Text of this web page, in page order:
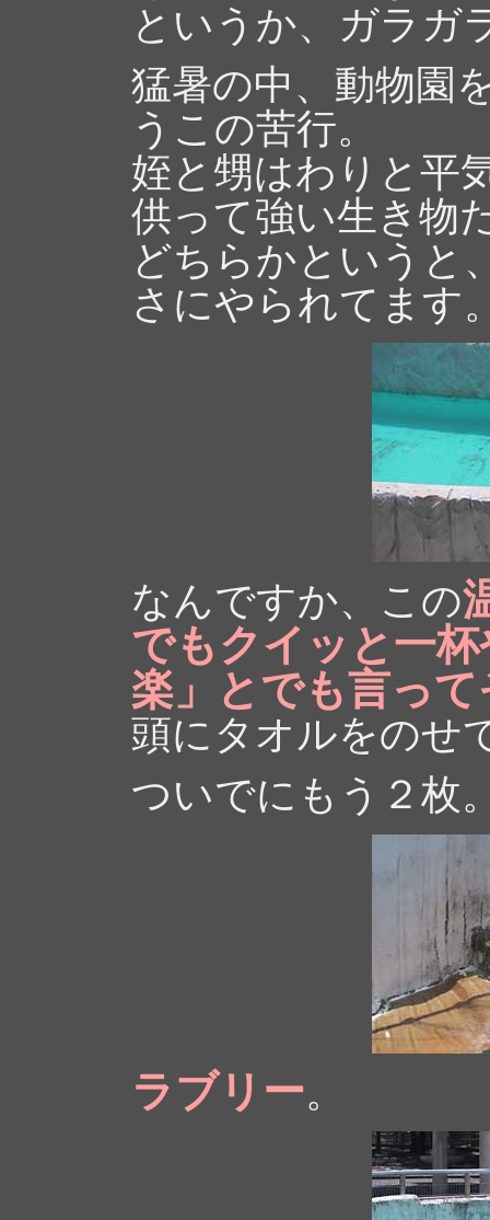
というか、ガラガ
猛暑の中、動物園
うこの苦行。
姪と甥はわりと平
供って強い生き物
どちらかというと
さにやられてます
なんですか、この
でもクイッと一
楽」とでも言っ
頭にタオルをのせ
ついでにもう２枚
ラブリー。